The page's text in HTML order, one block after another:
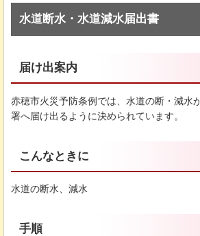
水道断水・水道減水届出書
届け出案内
赤穂市火災予防条例では、水道の断・減水
署へ届け出るように決められています。
こんなときに
水道の断水、減水
手順